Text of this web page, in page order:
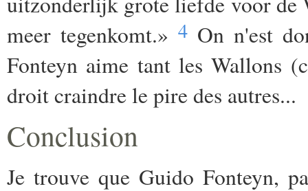
meer tegenkomt.» 4On n'est
Fonteyn aime tant les Wallons
droit craindre le pire des autres...
Conclusion
Je trouve que Guido Fonteyn,